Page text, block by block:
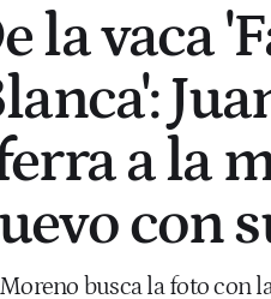
la vaca
a la
con
Moreno busca la foto con